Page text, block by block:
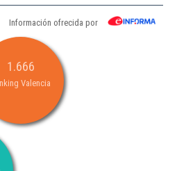
Información ofrecida por
1.666
Valencia